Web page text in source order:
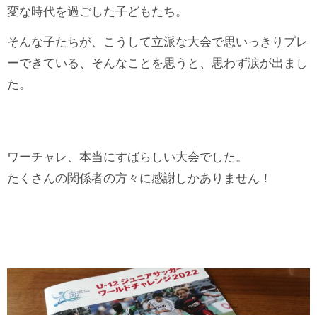
変な時代を過ごした子どもたち。
そんな子たちが、こうして立派な大会で思いっきりプレ
ーできている、そんなことを思うと、思わず涙が出まし
た。
ワーチャレ、本当にすばらしい大会でした。
たくさんの関係者の方々に感謝しかありません！